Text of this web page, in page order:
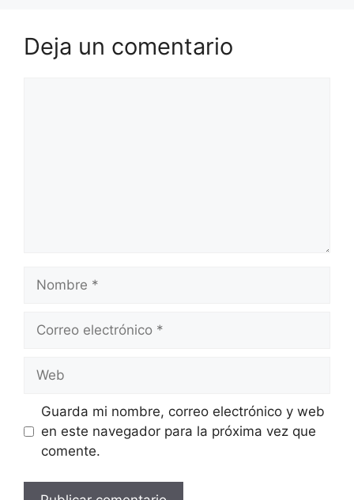
Deja un comentario
Nombre
Correo
Web
Guarda mi nombre, correo electrónico y web
en este navegador para la próxima vez que
comente.